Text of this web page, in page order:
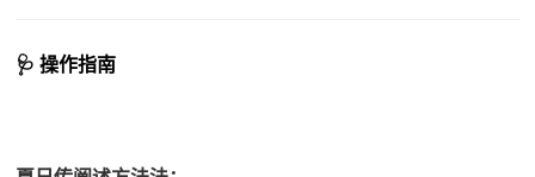
🩺 操作指南